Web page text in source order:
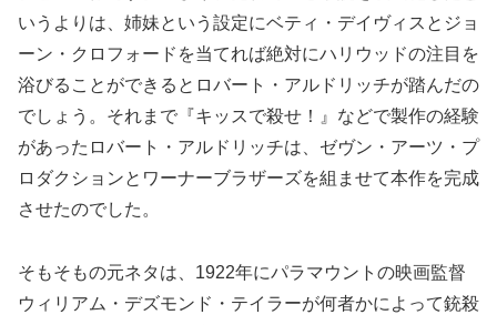
いうよりは、姉妹という設定にベティ・デイヴィスとジョ
ーン・クロフォードを当てれば絶対にハリウッドの注目を
浴びることができるとロバート・アルドリッチが踏んだの
でしょう。それまで『キッスで殺せ！』などで製作の経験
があったロバート・アルドリッチは、ゼヴン・アーツ・プ
ロダクションとワーナーブラザーズを組ませて本作を完成
させたのでした。
そもそもの元ネタは、1922年にパラマウントの映画監督
ウィリアム・デズモンド・テイラーが何者かによって銃殺